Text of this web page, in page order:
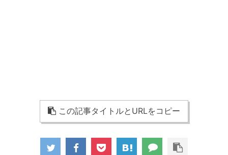
この記事タイトルとURLをコピー